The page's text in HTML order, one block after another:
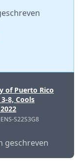
of Puerto Rico
8, Cools
S22S3G8
geschreven